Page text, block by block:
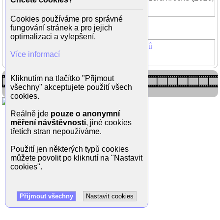
Zpět do galerie
(15/21)
Doktor od jezera Hrochů
Cookies používáme pro správné
fungování stránek a pro jejich
optimalizaci a vylepšení.
Více informací
Kliknutím na tlačítko "Přijmout
všechny" akceptujete použití všech
cookies.
Reálně jde pouze o anonymní
měření návštěvnosti, jiné cookies
třetích stran nepoužíváme.
Použití jen některých typů cookies
můžete povolit po kliknutí na "Nastavit
cookies".
Přijmout všechny Nastavit cookies